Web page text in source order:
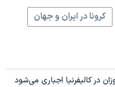
کرونا در ایران و جهان
در کالیفرنیا اجباری می‌شود